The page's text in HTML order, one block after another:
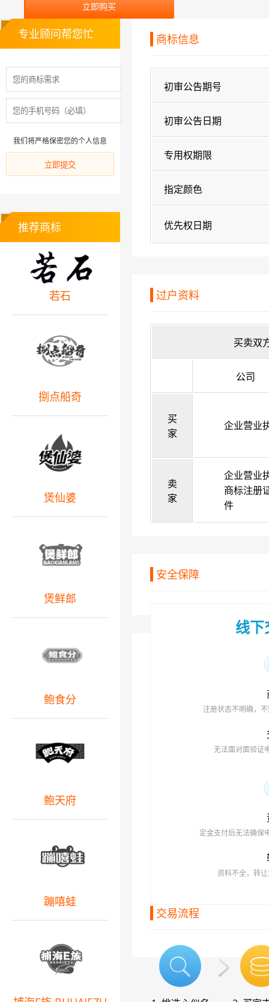
立即购买
商标信息
初审公告期号
初审公告日期
专用权期限
指定颜色
优先权日期
过户资料
买卖双
公司
买
家
企业营业
卖
家
企业营业
商标注册
件
安全保障
线下
注册状态不明确，
无法面对面验证
定金支付后无法确保
资料不全，转
交易流程
专业顾问帮您忙
我们将严格保密您的个人信息
推荐商标
若石
捌点船奇
煲仙婆
煲鲜郎
鲍食分
鲍天府
蹦嘻蛙